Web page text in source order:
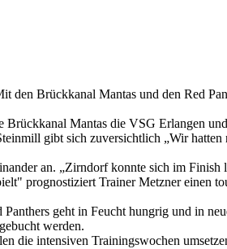
Brückkanal Mantas und den Red
Mantas die VSG Erlangen
gibt sich zuversichtlich „Wir
an. „Zirndorf konnte sich im
prognostiziert Trainer Metzner einen
geht in Feucht hungrig und in
werden.
die intensiven Trainingswochen